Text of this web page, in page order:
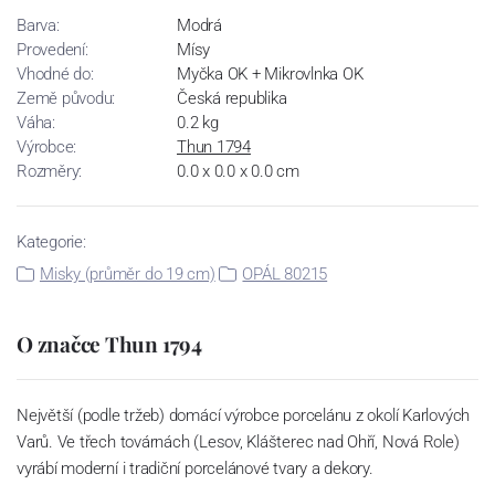
Barva:
Modrá
Provedení:
Mísy
Vhodné do:
Myčka OK + Mikrovlnka OK
Země původu:
Česká republika
Váha:
0.2 kg
Výrobce:
Thun 1794
Rozměry:
0.0 x 0.0 x 0.0 cm
Kategorie:
Misky (průměr do 19 cm)
OPÁL 80215
O značce Thun 1794
Největší (podle tržeb) domácí výrobce porcelánu z okolí Karlových
Varů. Ve třech továrnách (Lesov, Klášterec nad Ohří, Nová Role)
vyrábí moderní i tradiční porcelánové tvary a dekory.